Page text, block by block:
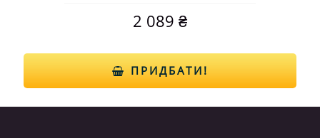
2 089 ₴
ПРИДБАТИ!